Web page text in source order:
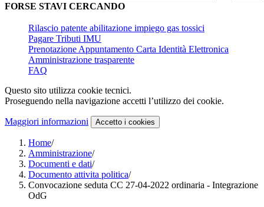
FORSE STAVI CERCANDO
Rilascio patente abilitazione impiego gas tossici
Pagare Tributi IMU
Prenotazione Appuntamento Carta Identità Elettronica
Amministrazione trasparente
FAQ
Questo sito utilizza cookie tecnici.
Proseguendo nella navigazione accetti l’utilizzo dei cookie.
Maggiori informazioni Accetto i cookies
Home/
Amministrazione/
Documenti e dati/
Documento attivita politica/
Convocazione seduta CC 27-04-2022 ordinaria - Integrazione
OdG